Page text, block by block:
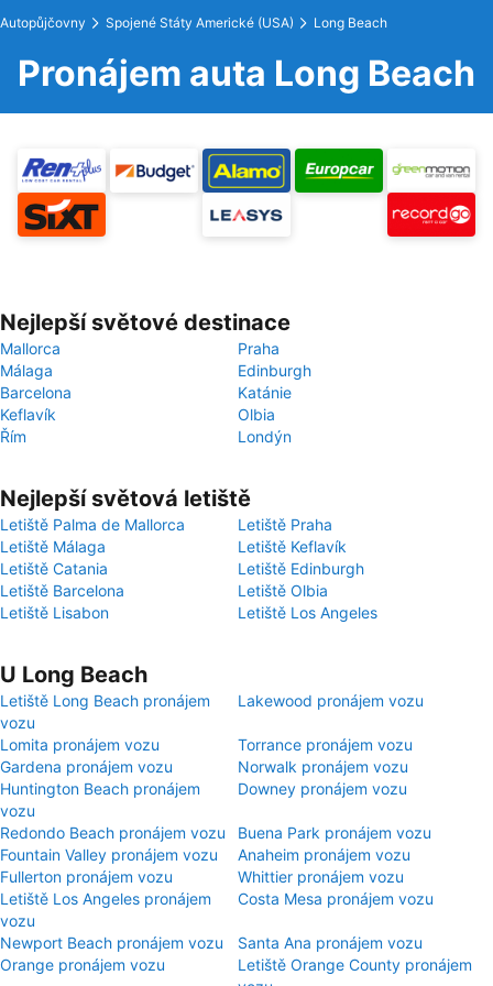
Autopůjčovny Spojené Státy Americké (USA) Long Beach
Pronájem auta Long Beach
Nejlepší světové destinace
Mallorca
Praha
Málaga
Edinburgh
Barcelona
Katánie
Keflavík
Olbia
Řím
Londýn
Nejlepší světová letiště
Letiště Palma de Mallorca
Letiště Praha
Letiště Málaga
Letiště Keflavík
Letiště Catania
Letiště Edinburgh
Letiště Barcelona
Letiště Olbia
Letiště Lisabon
Letiště Los Angeles
U Long Beach
Letiště Long Beach pronájem
vozu
Lakewood pronájem vozu
Lomita pronájem vozu
Torrance pronájem vozu
Gardena pronájem vozu
Norwalk pronájem vozu
Huntington Beach pronájem
vozu
Downey pronájem vozu
Redondo Beach pronájem vozu
Buena Park pronájem vozu
Fountain Valley pronájem vozu
Anaheim pronájem vozu
Fullerton pronájem vozu
Whittier pronájem vozu
Letiště Los Angeles pronájem
vozu
Costa Mesa pronájem vozu
Newport Beach pronájem vozu
Santa Ana pronájem vozu
Orange pronájem vozu
Letiště Orange County pronájem